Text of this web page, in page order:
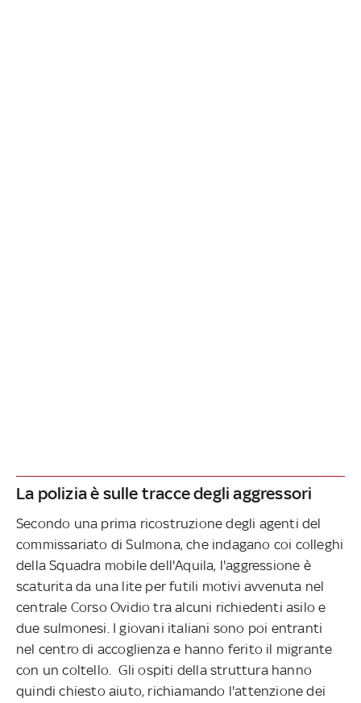
La polizia è sulle tracce degli aggressori
Secondo una prima ricostruzione degli agenti del
commissariato di Sulmona, che indagano coi colleghi
della Squadra mobile dell'Aquila, l'aggressione è
scaturita da una lite per futili motivi avvenuta nel
centrale Corso Ovidio tra alcuni richiedenti asilo e
due sulmonesi. I giovani italiani sono poi entranti
nel centro di accoglienza e hanno ferito il migrante
con un coltello. Gli ospiti della struttura hanno
quindi chiesto aiuto, richiamando l'attenzione dei